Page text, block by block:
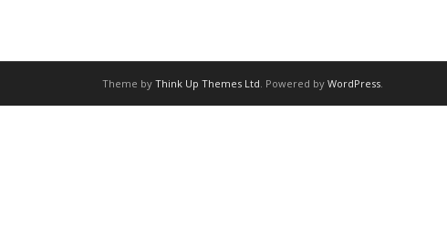
Theme by Think Up Themes Ltd. Powered by WordPress.